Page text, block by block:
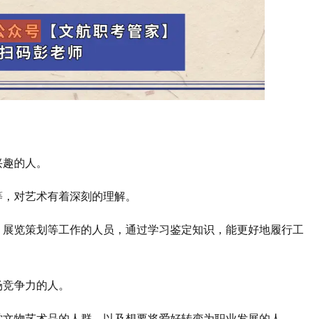
的人‌。
对艺术有着深刻的理解‌。
览策划等工作的人员，通过学习鉴定知识，能更好地履行工
争力的人‌。